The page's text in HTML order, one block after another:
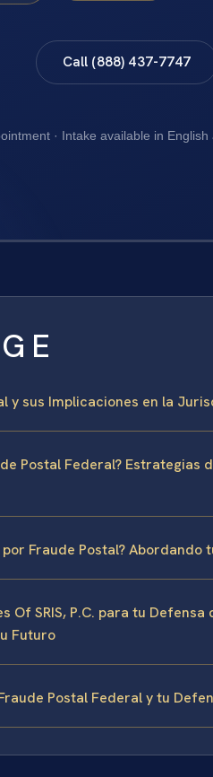
Call (888) 437-7747
· Intake available in English
y sus Implicaciones en la
Postal Federal?
Fraude Postal?
Of SRIS, P.C. para tu Defensa
Futuro
Postal Federal y tu